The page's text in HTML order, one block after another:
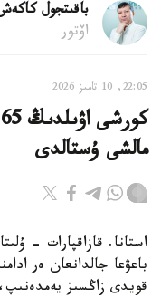
باقىتجول
اۆتور
22:05, 10 تامىز 2026
مالشى ۇستالدى
استانا. قازاقپارات -
قويدى زاڭسىز